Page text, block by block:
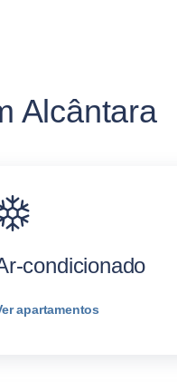
Alcântara
condicionado
apartamentos